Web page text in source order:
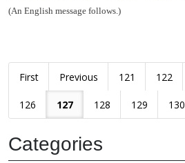
(An English message follows.)
First Previous 121 122
126 127 128 129 130
Categories